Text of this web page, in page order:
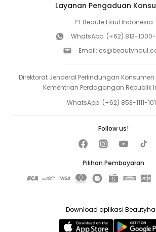
Layanan Pengaduan
PT Beaute Haul Indonesia
WhatsApp: (+62) 813-
Email:
Direktorat Jenderal Perlindungan
Kementrian Perdagangan Republik
WhatsApp: (+62) 853-1111-
Pilihan Pembayaran
Follow us!
Download aplikasi